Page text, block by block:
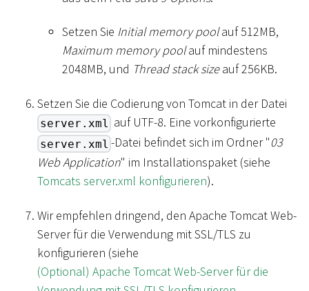
Setzen Sie Initial memory poolauf 512MB,
Maximum memory poolauf mindestens
2048MB, und Thread stack sizeauf 256KB.
Setzen Sie die Codierung von Tomcat in der Datei
server.xml auf UTF-8. Eine vorkonfigurierte
server.xml -Datei befindet sich im Ordner "03
Web Application" im Installationspaket (siehe
Tomcats server.xml konfigurieren).
Wir empfehlen dringend, den Apache Tomcat Web-
Server für die Verwendung mit SSL/TLS zu
konfigurieren (siehe
(Optional) Apache Tomcat Web-Server für die